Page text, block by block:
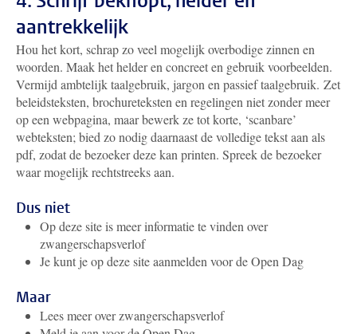
aantrekkelijk
Hou het kort, schrap zo veel mogelijk overbodige zinnen en
woorden. Maak het helder en concreet en gebruik voorbeelden.
Vermijd ambtelijk taalgebruik, jargon en passief taalgebruik. Zet
beleidsteksten, brochureteksten en regelingen niet zonder meer
op een webpagina, maar bewerk ze tot korte, ‘scanbare’
webteksten; bied zo nodig daarnaast de volledige tekst aan als
pdf, zodat de bezoeker deze kan printen. Spreek de bezoeker
waar mogelijk rechtstreeks aan.
Dus niet
Op deze site is meer informatie te vinden over
zwangerschapsverlof
Je kunt je op deze site aanmelden voor de Open Dag
Maar
Lees meer over zwangerschapsverlof